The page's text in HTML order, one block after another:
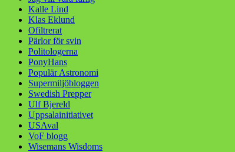
Kalle Lind
Klas Eklund
Ofiltrerat
Pärlor för svin
Politologerna
PonyHans
Populär Astronomi
Supermiljöbloggen
Swedish Prepper
Ulf Bjereld
Uppsalainitiativet
USAval
VoF blogg
Wisemans Wisdoms